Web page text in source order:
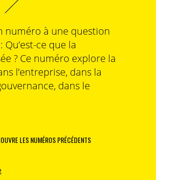
numéro à une question
ce que la
? Ce numéro explore la
l’entreprise, dans la
dans le
LES NUMÉROS PRÉCÉDENTS